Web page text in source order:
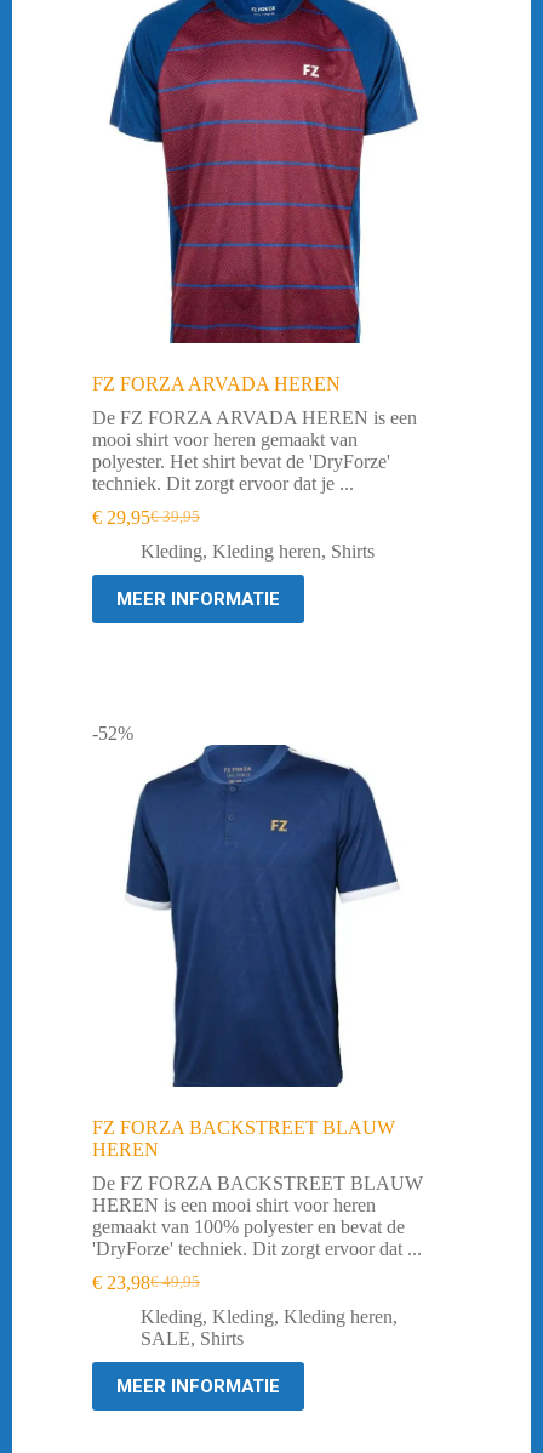
FZ FORZA ARVADA HEREN
De FZ FORZA ARVADA HEREN is een
mooi shirt voor heren gemaakt van
polyester. Het shirt bevat de 'DryForze'
techniek. Dit zorgt ervoor dat je ...
€39,95
Oorspronkelijke
prijs
€ 39,95.
€ 29,95Huidige
prijs
€ 29,95.
Kleding, Kleding heren, Shirts
MEER INFORMATIE
-52%
FZ FORZA BACKSTREET BLAUW
HEREN
De FZ FORZA BACKSTREET BLAUW
HEREN is een mooi shirt voor heren
gemaakt van 100% polyester en bevat de
'DryForze' techniek. Dit zorgt ervoor dat ...
€49,95
Oorspronkelijke
prijs
was:
€ 23,98Huidige
prijs
is:
Kleding, Kleding, Kleding heren,
SALE, Shirts
MEER INFORMATIE